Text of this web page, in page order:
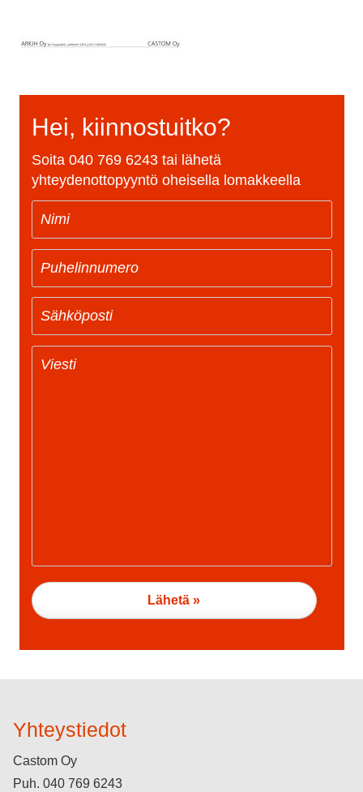
Hei, kiinnostuitko?
Soita 040 769 6243tai lähetä
yhteydenottopyyntö oheisella lomakkeella
Yhteystiedot
Castom Oy
Puh. 040 769 6243